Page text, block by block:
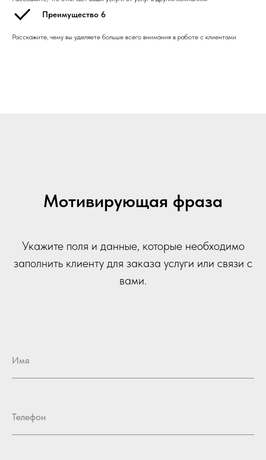
Преимущество 6
Расскажите, чему вы уделяете больше всего внимания в работе с клиентами
Мотивирующая фраза
Укажите поля и данные, которые необходимо
заполнить клиенту для заказа услуги или связи с
вами.